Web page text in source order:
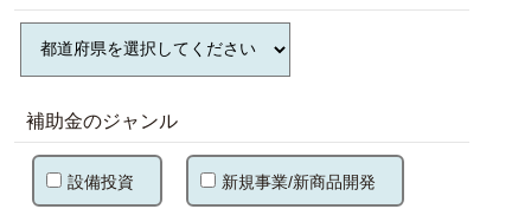
補助金のジャンル
設備投資 新規事業/新商品開発